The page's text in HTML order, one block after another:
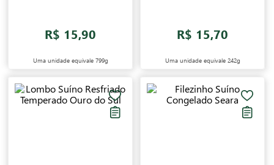
R$ 15,90
Uma unidade equivale 799g
R$ 15,70
Uma unidade equivale 242g